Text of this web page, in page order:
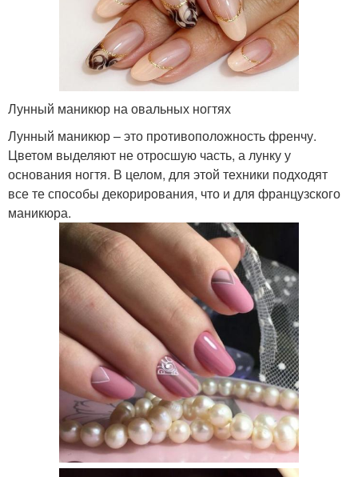
Лунный маникюр на овальных ногтях
Лунный маникюр – это противоположность френчу.
Цветом выделяют не отросшую часть, а лунку у
основания ногтя. В целом, для этой техники подходят
все те способы декорирования, что и для французского
маникюра.